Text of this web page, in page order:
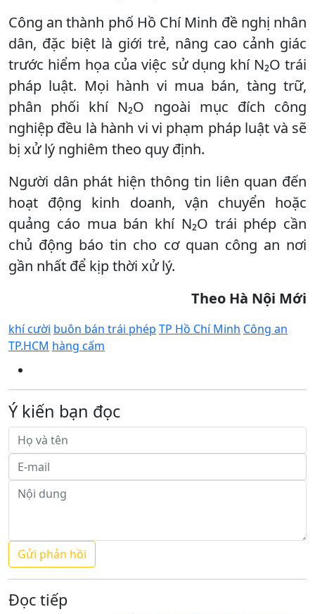
Công an thành phố Hồ Chí Minh đề nghị nhân
dân, đặc biệt là giới trẻ, nâng cao cảnh giác
trước hiểm họa của việc sử dụng khí N₂O trái
pháp luật. Mọi hành vi mua bán, tàng trữ,
phân phối khí N₂O ngoài mục đích công
nghiệp đều là hành vi vi phạm pháp luật và sẽ
bị xử lý nghiêm theo quy định.
Người dân phát hiện thông tin liên quan đến
hoạt động kinh doanh, vận chuyển hoặc
quảng cáo mua bán khí N₂O trái phép cần
chủ động báo tin cho cơ quan công an nơi
gần nhất để kịp thời xử lý.
Theo Hà Nội Mới
khí cười buôn bán trái phép TP Hồ Chí Minh Công an
TP.HCM hàng cấm
Ý kiến bạn đọc
Đọc tiếp